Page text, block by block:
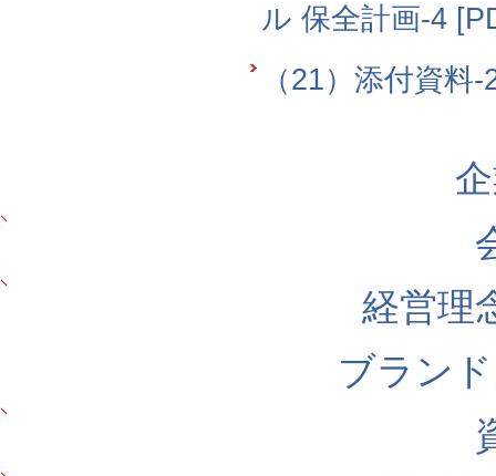
ル 保全計画-4
（21）添付資
経営理
ブラン